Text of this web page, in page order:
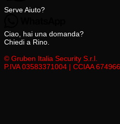
Serve Aiuto?
Ciao, hai una domanda?
Chiedi a Rino.
© Gruben Italia Security S.r.l.
P.IVA 03583371004 | CCIAA